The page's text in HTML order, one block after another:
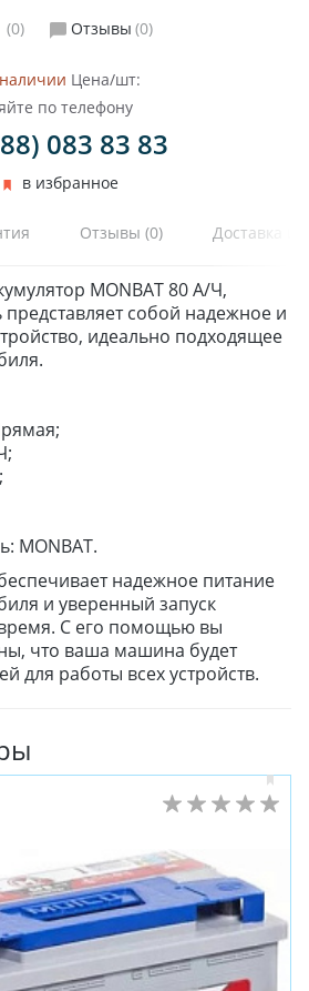
(0) Отзывы (0)
Цена/шт:
по телефону
083 83 83
в избранное
Отзывы (0) Доставка и
MONBAT 80 А/Ч,
собой надежное и
идеально подходящее
MONBAT.
надежное питание
и уверенный запуск
С его помощью вы
что ваша машина будет
для работы всех устройств.